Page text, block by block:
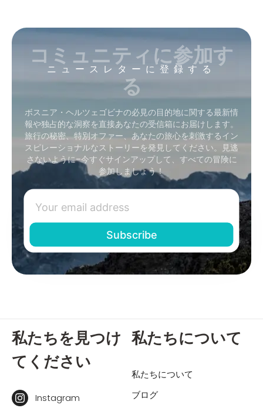
ニュースレターに登録する
コミュニティに参加す
る
ボスニア・ヘルツェゴビナの必見の目的地に関する最新情
報や独占的な洞察を直接あなたの受信箱にお届けします。
旅行の秘密、特別オファー、あなたの旅心を刺激するイン
スピレーショナルなストーリーを発見してください。見逃
さないように–今すぐサインアップして、すべての冒険に
参加しましょう！
私たちを見つけ
てください
Instagram
私たちについて
私たちについて
ブログ